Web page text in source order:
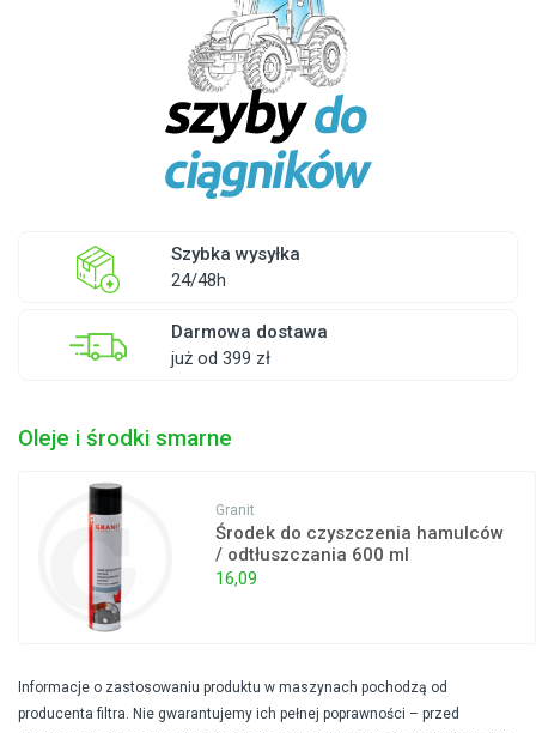
Szybka wysyłka
24/48h
Darmowa dostawa
już od 399 zł
Oleje i środki smarne
Granit
Środek do czyszczenia hamulców
/ odtłuszczania 600 ml
16,09
Informacje o zastosowaniu produktu w maszynach pochodzą od
producenta filtra. Nie gwarantujemy ich pełnej poprawności – przed